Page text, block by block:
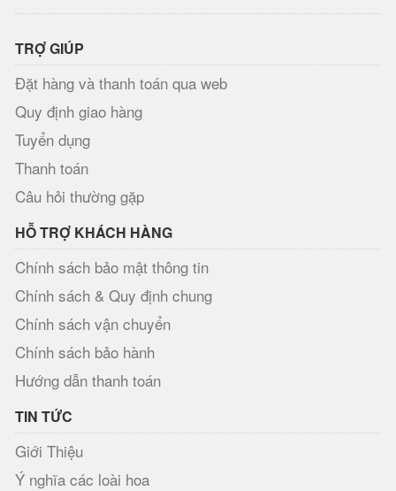
TRỢ GIÚP
Đặt hàng và thanh toán qua web
Quy định giao hàng
Tuyển dụng
Thanh toán
Câu hỏi thường gặp
HỖ TRỢ KHÁCH HÀNG
Chính sách bảo mật thông tin
Chính sách & Quy định chung
Chính sách vận chuyển
Chính sách bảo hành
Hướng dẫn thanh toán
TIN TỨC
Giới Thiệu
Ý nghĩa các loài hoa